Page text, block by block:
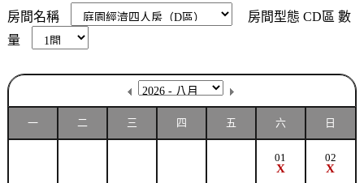
房間名稱 房間型態 CD區 數
量
一 二 三 四 五 六 日
01
X
02
X